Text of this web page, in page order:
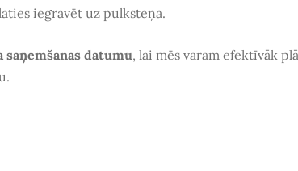
iegravēt uz pulksteņa.
datumu, lai mēs varam efektīvāk